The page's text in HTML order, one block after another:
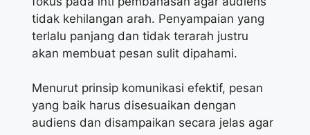
tidak kehilangan arah. Penyampaian yang
terlalu panjang dan tidak terarah justru
akan membuat pesan sulit dipahami.
Menurut prinsip komunikasi efektif, pesan
yang baik harus disesuaikan dengan
audiens dan disampaikan secara jelas agar